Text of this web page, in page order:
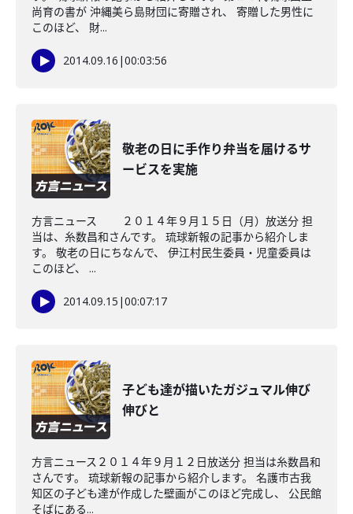
尚育の書が 沖縄美ら島財団に寄贈され、 寄贈した男性に
このほど、 財...
2014.09.16 |00:03:56
敬老の日に手作り弁当を届けるサ
ービスを実施
方言ニュース ２０１４年９月１５日（月）放送分 担
当は、糸数昌和さんです。 琉球新報の記事から紹介しま
す。 敬老の日にちなんで、 伊江村民生委員・児童委員は
このほど、 ...
2014.09.15 |00:07:17
子ども達が描いたガジュマル伸び
伸びと
方言ニュース２０１４年９月１２日放送分 担当は糸数昌和
さんです。 琉球新報の記事から紹介します。 名護市古我
知区の子ども達が作成した壁画がこのほど完成し、 公民館
そばにある...